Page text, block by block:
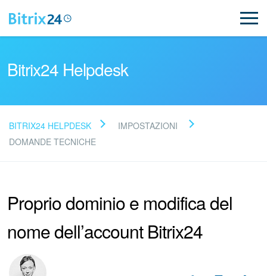
Leggi le domande frequenti
Supporto Bitrix24
Registrazione e accesso
Bitrix24 Helpdesk
BITRIX24 HELPDESK
IMPOSTAZIONI
DOMANDE TECNICHE
Proprio dominio e modifica del
nome dell’account Bitrix24